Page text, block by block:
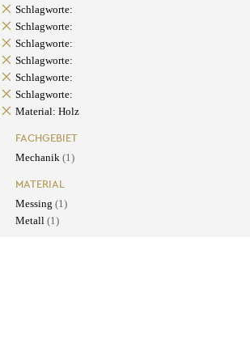
Schlagworte:
Schlagworte:
Schlagworte:
Schlagworte:
Schlagworte:
Schlagworte:
Material: Holz
FACHGEBIET
Mechanik (1)
MATERIAL
Messing (1)
Metall (1)